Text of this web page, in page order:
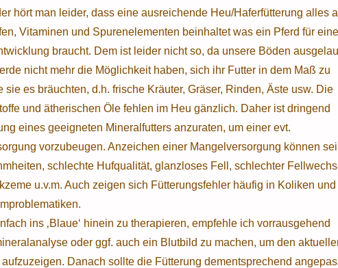
hört man leider, dass eine ausreichende Heu/Haferfütterung alles
Vitaminen und Spurenelementen beinhaltet was ein Pferd für eine
braucht. Dem ist leider nicht so, da unsere Böden
nicht mehr die Möglichkeit haben, sich ihr Futter in dem Maß zu
sie es bräuchten, d.h. frische Kräuter, Gräser, Rinden, Äste usw. Die
und ätherischen Öle fehlen im Heu gänzlich. Daher ist dringend
eines geeigneten Mineralfutters anzuraten, um einer evt.
vorzubeugen. Anzeichen einer Mangelversorgung können
schlechte Hufqualität, glanzloses Fell, schlechter
u.v.m. Auch zeigen sich Fütterungsfehler häufig in Koliken und
ins ‚Blaue‘ hinein zu therapieren, empfehle ich vorrausgehend
oder ggf. auch ein Blutbild zu machen, um den
aufzuzeigen. Danach sollte die Fütterung dementsprechend